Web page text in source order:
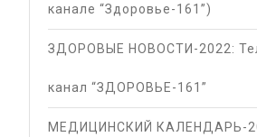
канале “Здоровье-161”)
ЗДОРОВЫЕ НОВОСТИ-2022:
канал “ЗДОРОВЬЕ-161”
МЕДИЦИНСКИЙ КАЛЕНДАРЬ-